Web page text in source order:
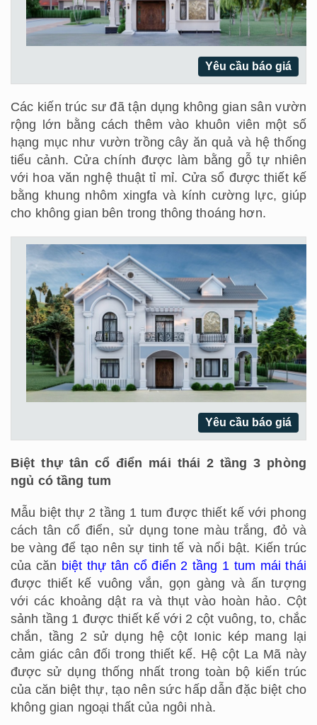
Yêu cầu báo giá
Các kiến trúc sư đã tận dụng không gian sân vườn
rộng lớn bằng cách thêm vào khuôn viên một số
hạng mục như vườn trồng cây ăn quả và hệ thống
tiểu cảnh. Cửa chính được làm bằng gỗ tự nhiên
với hoa văn nghệ thuật tỉ mỉ. Cửa sổ được thiết kế
bằng khung nhôm xingfa và kính cường lực, giúp
cho không gian bên trong thông thoáng hơn.
Yêu cầu báo giá
Biệt thự tân cổ điển mái thái 2 tầng 3 phòng
ngủ có tầng tum
Mẫu biệt thự 2 tầng 1 tum được thiết kế với phong
cách tân cổ điển, sử dụng tone màu trắng, đỏ và
be vàng để tạo nên sự tinh tế và nổi bật. Kiến trúc
của căn biệt thự tân cổ điển 2 tầng 1 tum mái thái
được thiết kế vuông vắn, gọn gàng và ấn tượng
với các khoảng dật ra và thụt vào hoàn hảo. Cột
sảnh tầng 1 được thiết kế với 2 cột vuông, to, chắc
chắn, tầng 2 sử dụng hệ cột Ionic kép mang lại
cảm giác cân đối trong thiết kế. Hệ cột La Mã này
được sử dụng thống nhất trong toàn bộ kiến trúc
của căn biệt thự, tạo nên sức hấp dẫn đặc biệt cho
không gian ngoại thất của ngôi nhà.